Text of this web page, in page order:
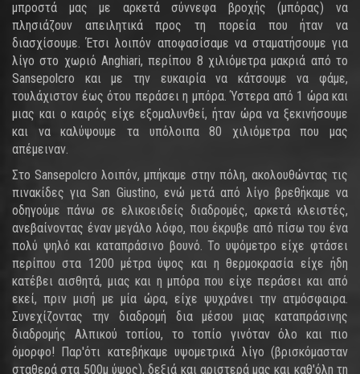
μπροστά μας με αρκετά σύννεφα βροχής (μπόρας) να
πλησιάζουν απειλητικά προς τη πορεία που ήταν να
διασχίσουμε. Έτσι λοιπόν αποφασίσαμε να σταματήσουμε για
λίγο στο χωριό Anghiari, περίπου 8 χιλιόμετρα μακριά από το
Sansepolcro και με την ευκαιρία να κάτσουμε να φάμε,
τουλάχιστον έως ότου περάσει η μπόρα. Ύστερα από 1 ώρα και
μιας και ο καιρός είχε εξομαλυνθεί, ήταν ώρα να ξεκινήσουμε
και να καλύψουμε τα υπόλοιπα 80 χιλιόμετρα που μας
απέμειναν.
Στο Sansepolcro λοιπόν, μπήκαμε στην πόλη, ακολουθώντας τις
πινακίδες για San Giustino, ενώ μετά από λίγο βρεθήκαμε να
οδηγούμε πάνω σε ελικοειδείς διαδρομές, αρκετά κλειστές,
ανεβαίνοντας έναν μεγάλο λόφο, που έκρυβε από πίσω του ένα
πολύ ψηλό και καταπράσινο βουνό. Το υψόμετρο είχε φτάσει
περίπου στα 1200 μέτρα ύψος και η θερμοκρασία είχε ήδη
κατέβει αισθητά, μιας και η μπόρα που είχε περάσει και από
εκεί, πριν μισή με μία ώρα, είχε ψυχράνει την ατμόσφαιρα.
Συνεχίζοντας την διαδρομή δια μέσου μιας καταπράσινης
διαδρομής Αλπικού τοπίου, το τοπίο γινόταν όλο και πιο
όμορφο! Παρ'ότι κατεβήκαμε υψομετρικά λίγο (βρισκόμασταν
σταθερά στα 500μ ύψος), δεξιά και αριστερά μας και καθ'όλη τη